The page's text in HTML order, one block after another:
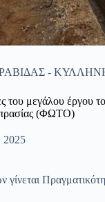
-
του μεγάλου έργου
(ΦΩΤΟ)
2025